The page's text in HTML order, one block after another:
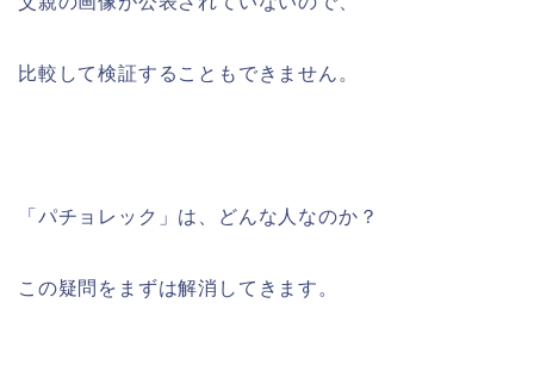
比較して検証することもできません。
「パチョレック」は、どんな人なのか？
この疑問をまずは解消してきます。